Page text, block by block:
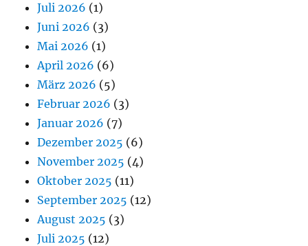
Juli 2026 (1)
Juni 2026 (3)
Mai 2026 (1)
April 2026 (6)
März 2026 (5)
Februar 2026 (3)
Januar 2026 (7)
Dezember 2025 (6)
November 2025 (4)
Oktober 2025 (11)
September 2025 (12)
August 2025 (3)
Juli 2025 (12)